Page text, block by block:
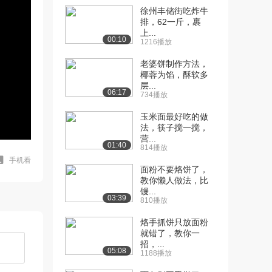
手机看
00:10
徐州丰储街吃炸牛
排，62一斤，裹
上...
1216播放
06:17
老婆饼制作方法，
椰蓉为馅，酥软多
层...
734播放
01:40
玉米面最好吃的做
法，筷子搅一搅，
营...
814播放
03:39
面粉不要烙饼了，
教你懒人做法，比
馒...
810播放
05:08
烙手抓饼只放面粉
就错了，教你一
招，...
1188播放